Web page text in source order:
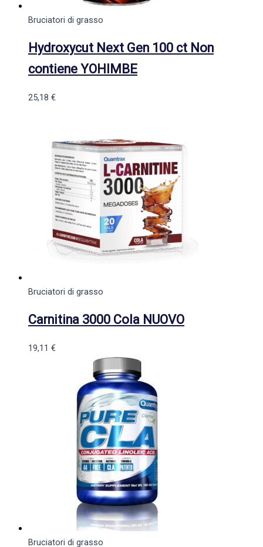
Bruciatori di grasso
Hydroxycut Next Gen 100 ct Non
contiene YOHIMBE
25,18 €
Bruciatori di grasso
Carnitina 3000 Cola NUOVO
19,11 €
Bruciatori di grasso